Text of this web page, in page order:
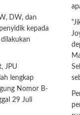
DW, dan
kepada
JPU
lengkap
Nomor B-
29 Juli